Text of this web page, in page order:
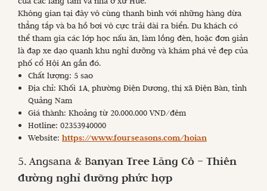
Không gian tại đây vô cùng thanh bình với những hàng dừa
thẳng tắp và ba hồ bơi vô cực trải dài ra biển. Du khách có
thể tham gia các lớp học nấu ăn, làm lồng đèn, hoặc đơn giản
là đạp xe dạo quanh khu nghỉ dưỡng và khám phá vẻ đẹp của
phố cổ Hội An gần đó.
Chất lượng: 5 sao
Địa chỉ: Khối 1A, phường Điện Dương, thị xã Điện Bàn, tỉnh
Quảng Nam
Giá thành: Khoảng từ 20.000.000 VND/đêm
Hotline: 02353940000
Website: https://www.fourseasons.com/hoian
5. Angsana & Banyan Tree Lăng Cô – Thiên
đường nghỉ dưỡng phức hợp